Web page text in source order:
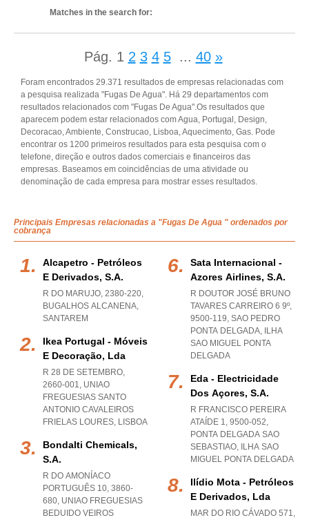
Matches in the search for:
Pág. 1 2 3 4 5 ... 40 »
Foram encontrados 29.371 resultados de empresas relacionadas com
a pesquisa realizada "Fugas De Agua". Há 29 departamentos com
resultados relacionados com "Fugas De Agua".Os resultados que
aparecem podem estar relacionados com Agua, Portugal, Design,
Decoracao, Ambiente, Construcao, Lisboa, Aquecimento, Gas. Pode
encontrar os 1200 primeiros resultados para esta pesquisa com o
telefone, direção e outros dados comerciais e financeiros das
empresas. Baseamos em coincidências de uma atividade ou
denominação de cada empresa para mostrar esses resultados.
Principais Empresas relacionadas a "Fugas De Agua " ordenados por
cobrança
Alcapetro - Petróleos
E Derivados, S.a.
R DO MARUJO, 2380-220,
BUGALHOS ALCANENA,
SANTAREM
Ikea Portugal - Móveis
E Decoração, Lda
R 28 DE SETEMBRO,
2660-001, UNIAO
FREGUESIAS SANTO
ANTONIO CAVALEIROS
FRIELAS LOURES, LISBOA
Bondalti Chemicals,
S.a.
R DO AMONÍACO
PORTUGUÊS 10, 3860-
680, UNIAO FREGUESIAS
BEDUIDO VEIROS
Sata Internacional -
Azores Airlines, S.a.
R DOUTOR JOSÉ BRUNO
TAVARES CARREIRO 6 9º,
9500-119, SAO PEDRO
PONTA DELGADA, ILHA
SAO MIGUEL PONTA
DELGADA
Eda - Electricidade
Dos Açores, S.a.
R FRANCISCO PEREIRA
ATAÍDE 1, 9500-052,
PONTA DELGADA SAO
SEBASTIAO, ILHA SAO
MIGUEL PONTA DELGADA
Ilídio Mota - Petróleos
E Derivados, Lda
MAR DO RIO CÁVADO 571,